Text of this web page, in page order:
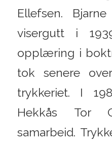
Ellefsen.
visergutt i
opplæring i
tok senere
trykkeriet. I
Hekkås Tor
samarbeid.